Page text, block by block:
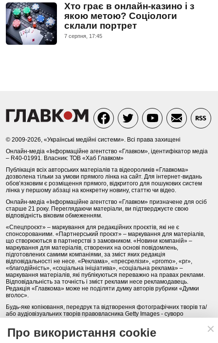
Хто грає в онлайн-казино і з
якою метою? Соціологи
склали портрет
7 серпня, 17:45
© 2009-2026, «Українські медійні системи». Всі права захищені
Онлайн-медіа «Інформаційне агентство «Главком», ідентифікатор медіа
– R40-01991. Власник: ТОВ «Хаб Главком»
Публікація всіх авторських матеріалів та відеороликів «Главкома»
дозволена тільки за умови прямого лінка на сайт. Для інтернет-видань
обов’язковим є розміщення прямого, відкритого для пошукових систем
лінка у першому абзаці на конкретну новину, статтю чи відео.
Онлайн-медіа «Інформаційне агентство «Главком» призначене для осіб
старше 21 року. Переглядаючи матеріали, ви підтверджуєте свою
відповідність віковим обмеженням.
«Спецпроєкт» – маркування для редакційних проєктів, які не є
спонсорованими. «Партнерський проєкт» – маркування для матеріалів,
що створюються в партнерстві з замовником. «Новини компаній» –
маркування для матеріалів, створених на основі повідомлень,
підготовлених самими компаніями, за зміст яких редакція
відповідальності не несе. «Реклама», «пресрелізи», «promo», «pr»,
«благодійність», «соціальна ініціатива», «соціальна реклама» –
маркування матеріалів, які публікуються переважно на правах реклами.
Відповідальність за точність і зміст реклами несе рекламодавець.
Редакція «Главкома» може не поділяти думку авторів рубрики «Думки
вголос».
Будь-яке копіювання, передрук та відтворення фотографічних творів та/
або аудіовізуальних творів правовласника Getty Images - суворо
Політика конфіденційності (Privacy Policy). Правила сайту
Про використання cookie